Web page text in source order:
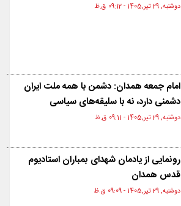
دوشنبه, 29 تیر,1405 - 09:12 ق.ظ
امام جمعه همدان: دشمن با همه ملت ایران
دشمنی دارد، نه با سلیقه‌های سیاسی
دوشنبه, 29 تیر,1405 - 09:11 ق.ظ
رونمایی از یادمان شهدای بمباران استادیوم
قدس همدان
دوشنبه, 29 تیر,1405 - 09:09 ق.ظ